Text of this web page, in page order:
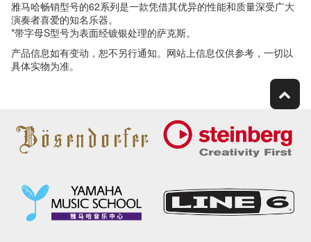
雅马哈畅销型号的62系列是一款凭借其优异的性能和质量深受广大
演奏者喜爱的知名乐器。
*带字母S型号为表面经镀银处理的萨克斯。
产品信息如有变动，恕不另行通知。网站上信息仅供参考，一切以
具体实物为准。